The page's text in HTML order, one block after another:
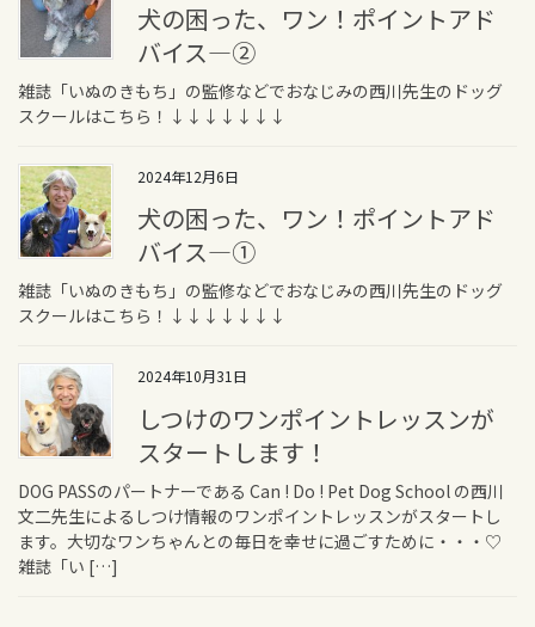
犬の困った、ワン！ポイントアド
バイス—②
雑誌「いぬのきもち」の監修などでおなじみの西川先生のドッグ
スクールはこちら！↓↓↓↓↓↓↓
2024年12月6日
犬の困った、ワン！ポイントアド
バイス—①
雑誌「いぬのきもち」の監修などでおなじみの西川先生のドッグ
スクールはこちら！↓↓↓↓↓↓↓
2024年10月31日
しつけのワンポイントレッスンが
スタートします！
DOG PASSのパートナーである Can ! Do ! Pet Dog School の西川
文二先生によるしつけ情報のワンポイントレッスンがスタートし
ます。大切なワンちゃんとの毎日を幸せに過ごすために・・・♡
雑誌「い […]